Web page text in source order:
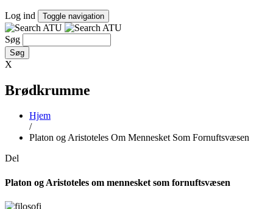
Log ind Toggle navigation
Søg
X
Brødkrumme
Hjem
/
Platon og Aristoteles Om Mennesket Som Fornuftsvæsen
Del
Platon og Aristoteles om mennesket som fornuftsvæsen